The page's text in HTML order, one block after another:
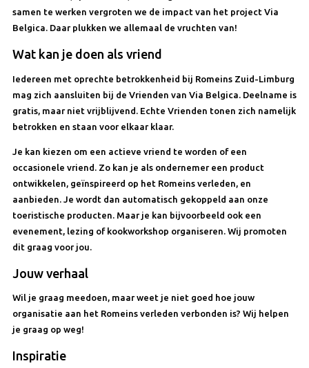
samen te werken vergroten we de impact van het project Via
Belgica. Daar plukken we allemaal de vruchten van!
Wat kan je doen als vriend
Iedereen met oprechte betrokkenheid bij Romeins Zuid-Limburg
mag zich aansluiten bij de Vrienden van Via Belgica. Deelname is
gratis, maar niet vrijblijvend. Echte Vrienden tonen zich namelijk
betrokken en staan voor elkaar klaar.
Je kan kiezen om een actieve vriend te worden of een
occasionele vriend. Zo kan je als ondernemer een product
ontwikkelen, geïnspireerd op het Romeins verleden, en
aanbieden. Je wordt dan automatisch gekoppeld aan onze
toeristische producten. Maar je kan bijvoorbeeld ook een
evenement, lezing of kookworkshop organiseren. Wij promoten
dit graag voor jou.
Jouw verhaal
Wil je graag meedoen, maar weet je niet goed hoe jouw
organisatie aan het Romeins verleden verbonden is? Wij helpen
je graag op weg!
Inspiratie